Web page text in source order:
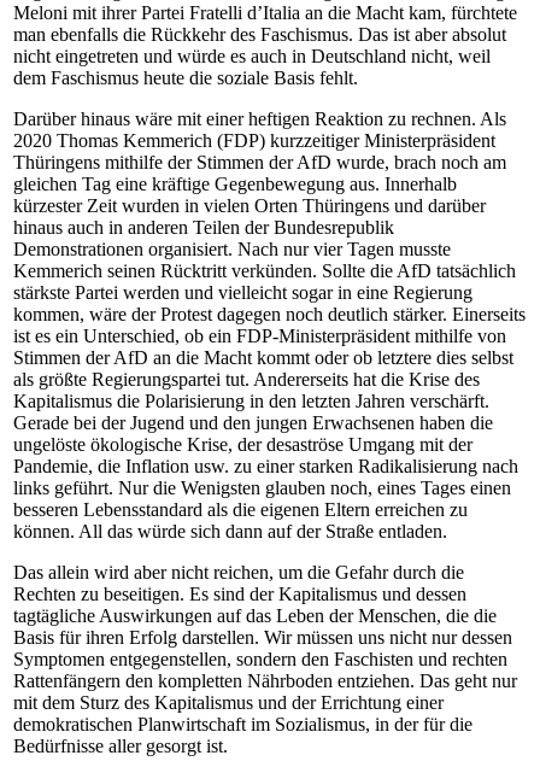
Meloni mit ihrer Partei Fratelli d’Italia an die Macht kam, fürchtete
man ebenfalls die Rückkehr des Faschismus. Das ist aber absolut
nicht eingetreten und würde es auch in Deutschland nicht, weil
dem Faschismus heute die soziale Basis fehlt.
Darüber hinaus wäre mit einer heftigen Reaktion zu rechnen. Als
2020 Thomas Kemmerich (FDP) kurzzeitiger Ministerpräsident
Thüringens mithilfe der Stimmen der AfD wurde, brach noch am
gleichen Tag eine kräftige Gegenbewegung aus. Innerhalb
kürzester Zeit wurden in vielen Orten Thüringens und darüber
hinaus auch in anderen Teilen der Bundesrepublik
Demonstrationen organisiert. Nach nur vier Tagen musste
Kemmerich seinen Rücktritt verkünden. Sollte die AfD tatsächlich
stärkste Partei werden und vielleicht sogar in eine Regierung
kommen, wäre der Protest dagegen noch deutlich stärker. Einerseits
ist es ein Unterschied, ob ein FDP-Ministerpräsident mithilfe von
Stimmen der AfD an die Macht kommt oder ob letztere dies selbst
als größte Regierungspartei tut. Andererseits hat die Krise des
Kapitalismus die Polarisierung in den letzten Jahren verschärft.
Gerade bei der Jugend und den jungen Erwachsenen haben die
ungelöste ökologische Krise, der desaströse Umgang mit der
Pandemie, die Inflation usw. zu einer starken Radikalisierung nach
links geführt. Nur die Wenigsten glauben noch, eines Tages einen
besseren Lebensstandard als die eigenen Eltern erreichen zu
können. All das würde sich dann auf der Straße entladen.
Das allein wird aber nicht reichen, um die Gefahr durch die
Rechten zu beseitigen. Es sind der Kapitalismus und dessen
tagtägliche Auswirkungen auf das Leben der Menschen, die die
Basis für ihren Erfolg darstellen. Wir müssen uns nicht nur dessen
Symptomen entgegenstellen, sondern den Faschisten und rechten
Rattenfängern den kompletten Nährboden entziehen. Das geht nur
mit dem Sturz des Kapitalismus und der Errichtung einer
demokratischen Planwirtschaft im Sozialismus, in der für die
Bedürfnisse aller gesorgt ist.